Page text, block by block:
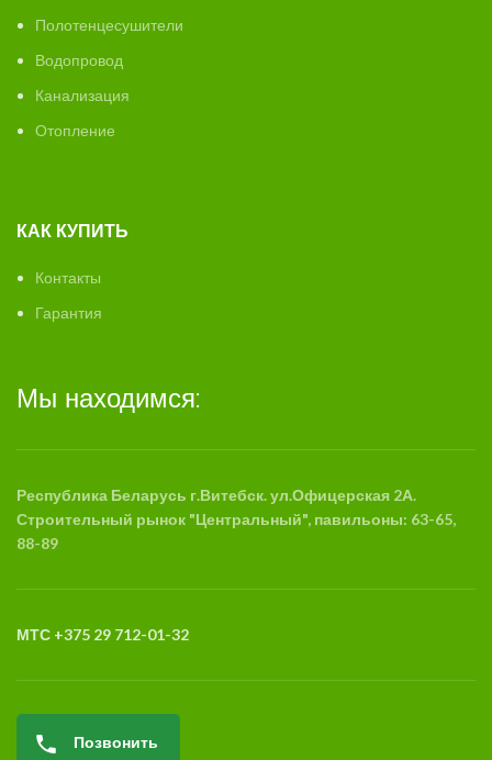
Полотенцесушители
Водопровод
Канализация
Отопление
КАК КУПИТЬ
Контакты
Гарантия
Мы находимся:
Республика Беларусь г.Витебск. ул.Офицерская 2А.
Строительный рынок "Центральный", павильоны: 63-65,
88-89
МТС +375 29 712-01-32
Позвонить